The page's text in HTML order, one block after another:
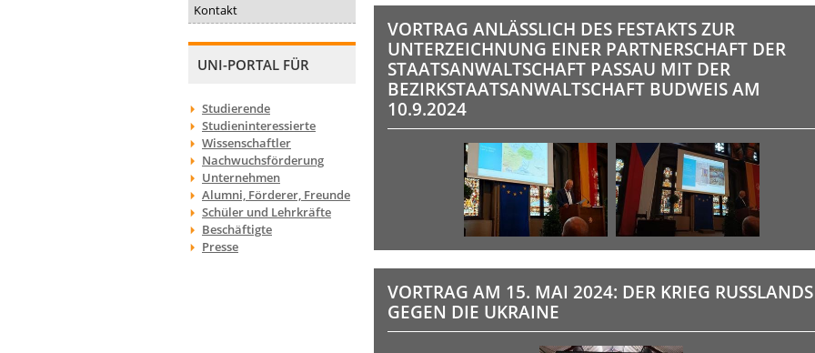
Kontakt
UNI-PORTAL FÜR
Studierende
Studieninteressierte
Wissenschaftler
Nachwuchsförderung
Unternehmen
Alumni, Förderer, Freunde
Schüler und Lehrkräfte
Beschäftigte
Presse
VORTRAG ANLÄSSLICH DES FESTAKTS ZUR
UNTERZEICHNUNG EINER PARTNERSCHAFT DER
STAATSANWALTSCHAFT PASSAU MIT DER
BEZIRKSTAATSANWALTSCHAFT BUDWEIS AM
10.9.2024
VORTRAG AM 15. MAI 2024: DER KRIEG RUSSLANDS
GEGEN DIE UKRAINE